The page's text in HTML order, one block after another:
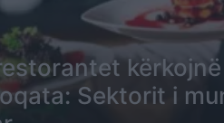
Sektorit i